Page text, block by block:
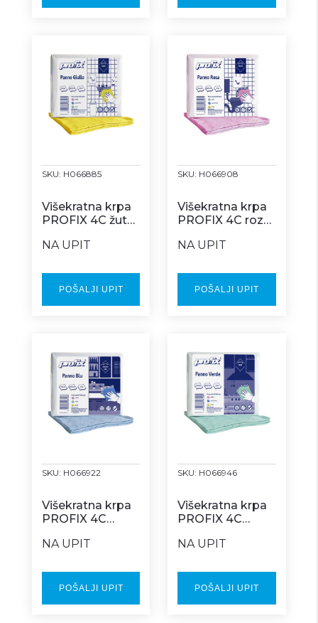
SKU: H066885
Višekratna krpa
PROFIX 4C žuta
NA UPIT
POŠALJI UPIT
SKU: H066908
Višekratna krpa
PROFIX 4C roza
NA UPIT
POŠALJI UPIT
SKU: H066922
Višekratna krpa
PROFIX 4C
NA UPIT
POŠALJI UPIT
SKU: H066946
Višekratna krpa
PROFIX 4C
NA UPIT
POŠALJI UPIT